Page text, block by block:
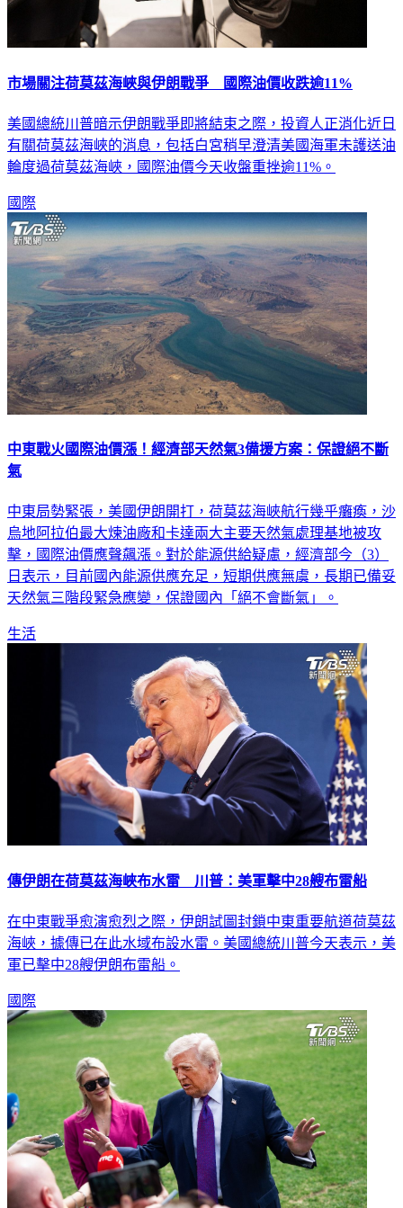
市場關注荷莫茲海峽與伊朗戰爭 國際油價收跌逾11%
美國總統川普暗示伊朗戰爭即將結束之際，投資人正消化近日
有關荷莫茲海峽的消息，包括白宮稍早澄清美國海軍未護送油
輪度過荷莫茲海峽，國際油價今天收盤重挫逾11%。
國際
中東戰火國際油價漲！經濟部天然氣3備援方案：保證絕不斷
氣
中東局勢緊張，美國伊朗開打，荷莫茲海峽航行幾乎癱瘓，沙
烏地阿拉伯最大煉油廠和卡達兩大主要天然氣處理基地被攻
擊，國際油價應聲飆漲。對於能源供給疑慮，經濟部今（3）
日表示，目前國內能源供應充足，短期供應無虞，長期已備妥
天然氣三階段緊急應變，保證國內「絕不會斷氣」。
生活
傳伊朗在荷莫茲海峽布水雷 川普：美軍擊中28艘布雷船
在中東戰爭愈演愈烈之際，伊朗試圖封鎖中東重要航道荷莫茲
海峽，據傳已在此水域布設水雷。美國總統川普今天表示，美
軍已擊中28艘伊朗布雷船。
國際